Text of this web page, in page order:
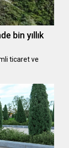
bin yıllık
ticaret ve